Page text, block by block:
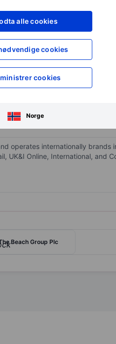
alle cookies
cookies
cookies
Norge
XXXXXXX
XXXXXXX
XXXXXXX
Åpne kontofor å få
operates internationally brands
UK&I Online, International, and
Beach Group Plc